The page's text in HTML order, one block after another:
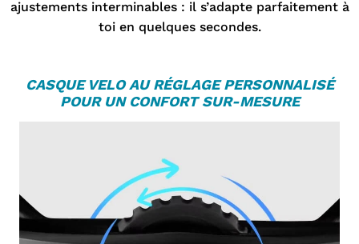
ajustements interminables : il s’adapte parfaitement à
toi en quelques secondes.
CASQUE VELOAU RÉGLAGE PERSONNALISÉ
POUR UN CONFORT SUR-MESURE